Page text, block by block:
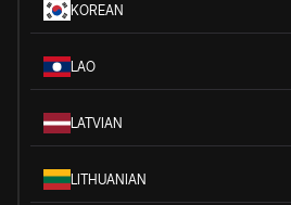
KOREAN
LAO
LATVIAN
LITHUANIAN